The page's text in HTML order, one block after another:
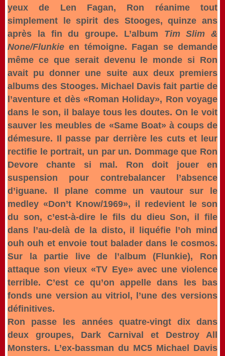
yeux de Len Fagan, Ron réanime tout
simplement le spirit des Stooges, quinze ans
après la fin du groupe. L’album Tim Slim &
None/Flunkie en témoigne. Fagan se demande
même ce que serait devenu le monde si Ron
avait pu donner une suite aux deux premiers
albums des Stooges. Michael Davis fait partie de
l’aventure et dès «Roman Holiday», Ron voyage
dans le son, il balaye tous les doutes. On le voit
sauver les meubles de «Same Boat» à coups de
démesure. Il passe par derrière les cuts et leur
rectifie le portrait, un par un. Dommage que Ron
Devore chante si mal. Ron doit jouer en
suspension pour contrebalancer l’absence
d’iguane. Il plane comme un vautour sur le
medley «Don’t Know/1969», il redevient le son
du son, c’est-à-dire le fils du dieu Son, il file
dans l’au-delà de la disto, il liquéfie l’oh mind
ouh ouh et envoie tout balader dans le cosmos.
Sur la partie live de l’album (Flunkie), Ron
attaque son vieux «TV Eye» avec une violence
terrible. C’est ce qu’on appelle dans les bas
fonds une version au vitriol, l’une des versions
définitives.
Ron passe les années quatre-vingt dix dans
deux groupes, Dark Carnival et Destroy All
Monsters. L’ex-bassman du MC5 Michael Davis